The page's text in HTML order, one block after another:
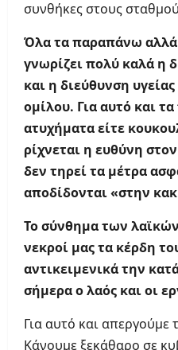
συνθήκες στους
Όλα τα παραπάνω αλλά
γνωρίζει πολύ καλά η
και η διεύθυνση
ομίλου. Για αυτό και
ατυχήματα είτε
ρίχνεται η ευθύνη
δεν τηρεί τα μέτρα
αποδίδονται «στην
Το σύνθημα των
νεκροί μας τα κέρδη
αντικειμενικά την
σήμερα ο λαός και οι
Για αυτό και απεργούμε
Κάνουμε ξεκάθαρο σε